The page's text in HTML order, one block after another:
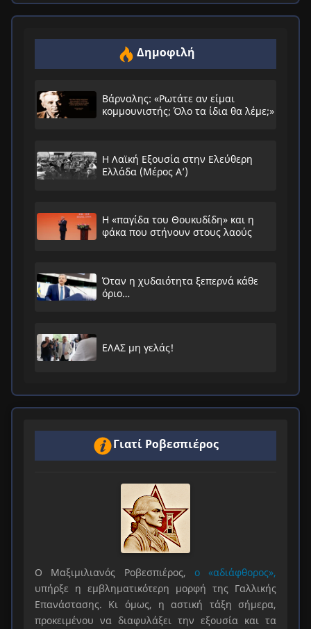
Δημοφιλή
Βάρναλης: «Ρωτάτε αν είμαι
κομμουνιστής; Όλο τα ίδια θα λέμε;»
Η Λαϊκή Εξουσία στην Ελεύθερη
Ελλάδα (Μέρος Α’)
Η «παγίδα του Θουκυδίδη» και η
φάκα που στήνουν στους λαούς
Όταν η χυδαιότητα ξεπερνά κάθε
όριο…
ΕΛΑΣ μη γελάς!
Γιατί Ροβεσπιέρος
Ο Μαξιμιλιανός Ροβεσπιέρος, ο «αδιάφθορος»,
υπήρξε η εμβληματικότερη μορφή της Γαλλικής
Επανάστασης. Κι όμως, η αστική τάξη σήμερα,
προκειμένου να διαφυλάξει την εξουσία και τα